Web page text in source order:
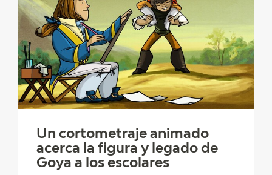
FRANCISCO DE GOYA
BIOGRAFÍA
CRONOLOGÍA
EL VIAJE DE GOYA
GOYA EN EL MUNDO
Un cortometraje animado
acerca la figura y legado de
Goya a los escolares